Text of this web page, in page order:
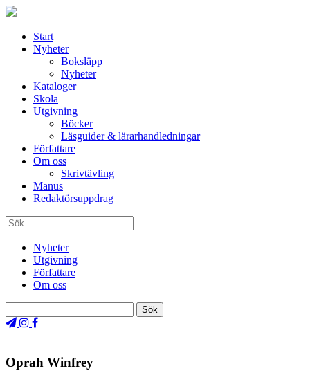
Start
Nyheter
Boksläpp
Nyheter
Kataloger
Skola
Utgivning
Böcker
Läsguider & lärarhandledningar
Författare
Om oss
Skrivtävling
Manus
Redaktörsuppdrag
Nyheter
Utgivning
Författare
Om oss
Oprah Winfrey